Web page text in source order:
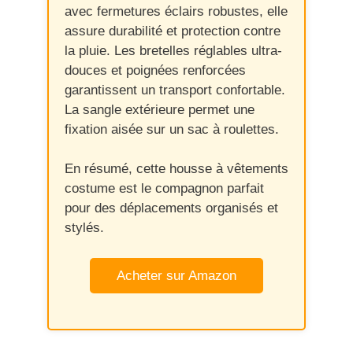
avec fermetures éclairs robustes, elle
assure durabilité et protection contre
la pluie. Les bretelles réglables ultra-
douces et poignées renforcées
garantissent un transport confortable.
La sangle extérieure permet une
fixation aisée sur un sac à roulettes.
En résumé, cette housse à vêtements
costume est le compagnon parfait
pour des déplacements organisés et
stylés.
Acheter sur Amazon